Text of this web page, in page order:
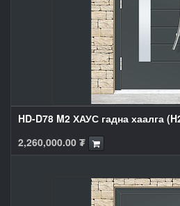
HD-D78 M2 ХАУС гадна хаалга
2,260,000.00 ₮